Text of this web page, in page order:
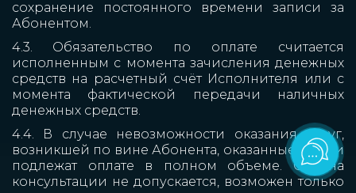
сохранение постоянного времени записи за
Абонентом.
4.3. Обязательство по оплате считается
исполненным с момента зачисления денежных
средств на расчетный счёт Исполнителя или с
момента фактической передачи наличных
денежных средств.
4.4. В случае невозможности оказания услуг,
возникшей по вине Абонента, оказанные услуги
подлежат оплате в полном объеме. Отмена
консультации не допускается, возможен только